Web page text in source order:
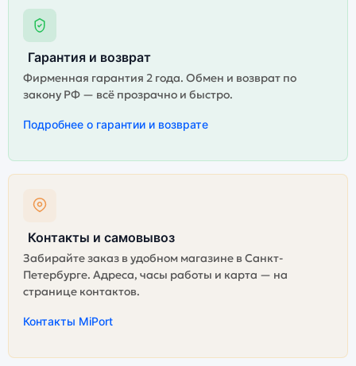
Гарантия и возврат
Фирменная гарантия 2 года. Обмен и возврат по
закону РФ — всё прозрачно и быстро.
Подробнее о гарантии и возврате
Контакты и самовывоз
Забирайте заказ в удобном магазине в Санкт-
Петербурге. Адреса, часы работы и карта — на
странице контактов.
Контакты MiPort